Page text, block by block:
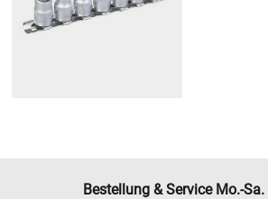
Bestellung & Service Mo.-Sa.